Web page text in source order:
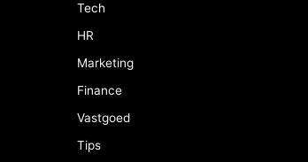
Tech
HR
Marketing
Finance
Vastgoed
Tips